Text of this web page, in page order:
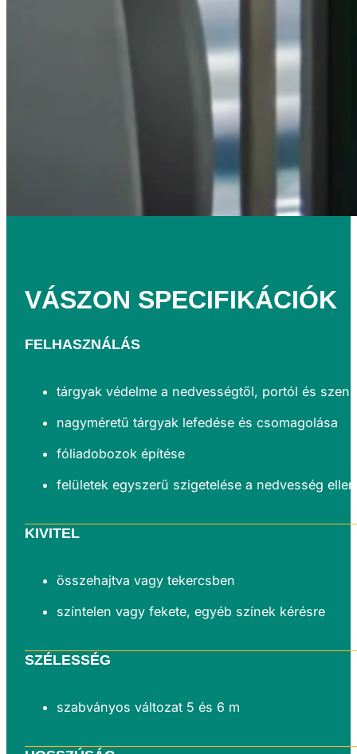
VÁSZON SPECIFIKÁCIÓK
FELHASZNÁLÁS
tárgyak védelme a nedvességtől, portól és
nagyméretű tárgyak lefedése és csomagolása
fóliadobozok építése
felületek egyszerű szigetelése a nedvesség ellen
KIVITEL
összehajtva vagy tekercsben
színtelen vagy fekete, egyéb színek kérésre
SZÉLESSÉG
szabványos változat 5 és 6 m